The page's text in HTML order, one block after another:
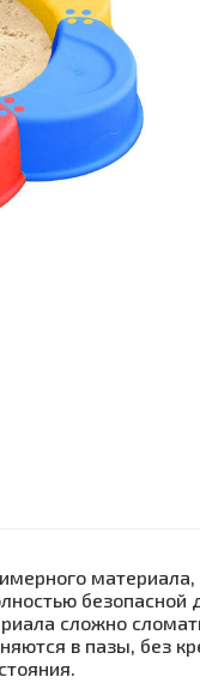
безопасной
сложно
в пазы, без